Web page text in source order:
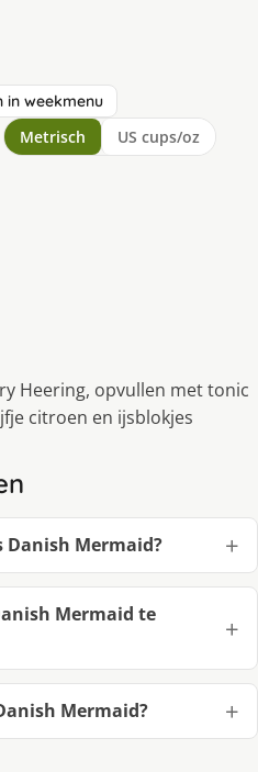
in weekmenu
Metrisch US cups/oz
Heering, opvullen met tonic
citroen en ijsblokjes
Danish Mermaid?
Mermaid te
Mermaid?